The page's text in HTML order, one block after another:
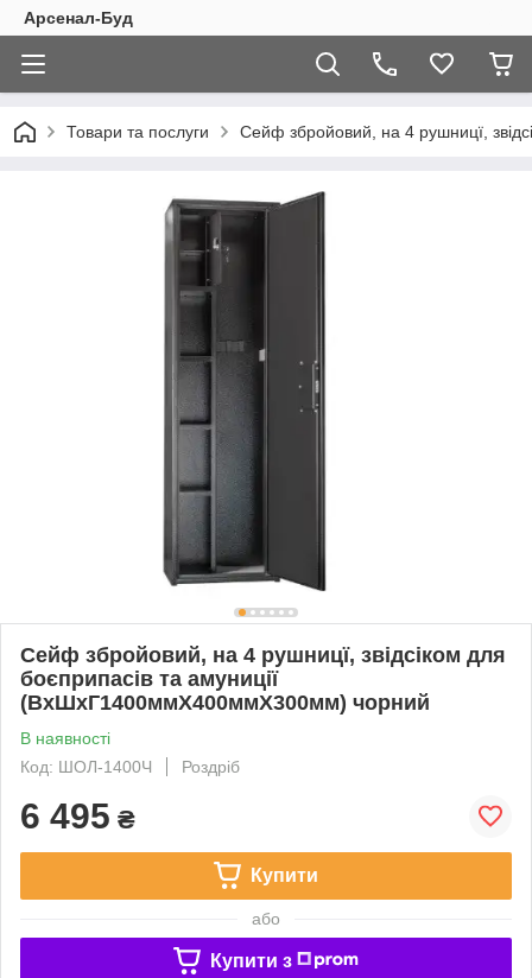
Арсенал-Буд
Товари та послуги Сейф збройовий, на 4 рушницї,
Сейф збройовий, на 4 рушницї, звідсіком для
боєприпасів та амуниції
(ВхШхГ1400ммХ400ммХ300мм) чорний
В наявності
Код: ШОЛ-1400Ч
Роздріб
6 495 ₴
Купити
або
Купити з